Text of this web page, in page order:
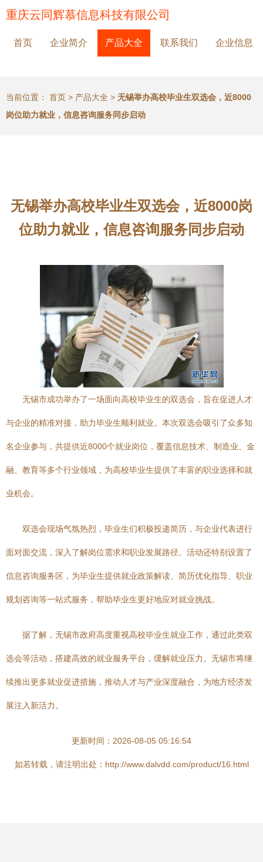
重庆云同辉慕信息科技有限公司
首页 企业简介 产品大全 联系我们 企业信息
当前位置： 首页 > 产品大全 > 无锡举办高校毕业生双选会，近8000
岗位助力就业，信息咨询服务同步启动
无锡举办高校毕业生双选会，近8000岗
位助力就业，信息咨询服务同步启动
无锡市成功举办了一场面向高校毕业生的双选会，旨在促进人才
与企业的精准对接，助力毕业生顺利就业。本次双选会吸引了众多知
名企业参与，共提供近8000个就业岗位，覆盖信息技术、制造业、金
融、教育等多个行业领域，为高校毕业生提供了丰富的职业选择和就
业机会。
双选会现场气氛热烈，毕业生们积极投递简历，与企业代表进行
面对面交流，深入了解岗位需求和职业发展路径。活动还特别设置了
信息咨询服务区，为毕业生提供就业政策解读、简历优化指导、职业
规划咨询等一站式服务，帮助毕业生更好地应对就业挑战。
据了解，无锡市政府高度重视高校毕业生就业工作，通过此类双
选会等活动，搭建高效的就业服务平台，缓解就业压力。无锡市将继
续推出更多就业促进措施，推动人才与产业深度融合，为地方经济发
展注入新活力。
更新时间：2026-08-05 05:16:54
如若转载，请注明出处：http://www.dalvdd.com/product/16.html